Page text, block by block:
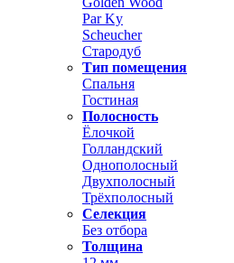
Par Ky
Scheucher
Стародуб
Тип помещения
Спальня
Гостиная
Полосность
Ёлочкой
Голландский
Однополосный
Двухполосный
Трёхполосный
Селекция
Без отбора
Толщина